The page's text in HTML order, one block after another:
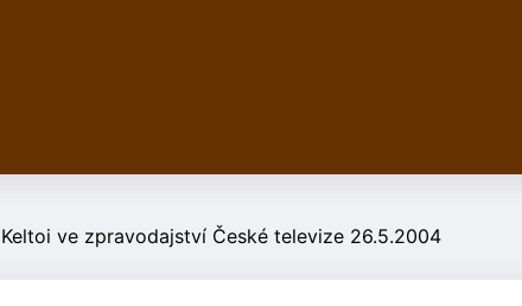
Keltoi ve zpravodajství České televize 26.5.2004